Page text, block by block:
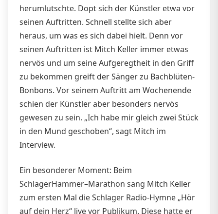
herumlutschte. Dopt sich der Künstler etwa vor
seinen Auftritten. Schnell stellte sich aber
heraus, um was es sich dabei hielt. Denn vor
seinen Auftritten ist Mitch Keller immer etwas
nervös und um seine Aufgeregtheit in den Griff
zu bekommen greift der Sänger zu Bachblüten-
Bonbons. Vor seinem Auftritt am Wochenende
schien der Künstler aber besonders nervös
gewesen zu sein. „Ich habe mir gleich zwei Stück
in den Mund geschoben“, sagt Mitch im
Interview.
Ein besonderer Moment: Beim
SchlagerHammer–Marathon sang Mitch Keller
zum ersten Mal die Schlager Radio-Hymne „Hör
auf dein Herz“ live vor Publikum. Diese hatte er